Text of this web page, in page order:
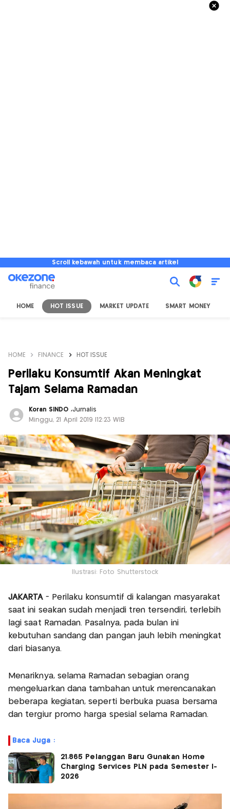
Scroll kebawah untuk membaca artikel
HOME HOT ISSUE MARKET UPDATE SMART MONEY
HOME FINANCE HOT ISSUE
Perilaku Konsumtif Akan Meningkat
Tajam Selama Ramadan
Koran SINDO ,Jurnalis
Minggu, 21 April 2019 |12:23 WIB
Ilustrasi: Foto Shutterstock
JAKARTA - Perilaku konsumtif di kalangan masyarakat
saat ini seakan sudah menjadi tren tersendiri, terlebih
lagi saat Ramadan. Pasalnya, pada bulan ini
kebutuhan sandang dan pangan jauh lebih meningkat
dari biasanya.
Menariknya, selama Ramadan sebagian orang
mengeluarkan dana tambahan untuk merencanakan
beberapa kegiatan, seperti berbuka puasa bersama
dan tergiur promo harga spesial selama Ramadan.
Baca Juga :
21.865 Pelanggan Baru Gunakan Home
Charging Services PLN pada Semester I-
2026